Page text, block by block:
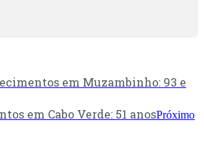
em Muzambinho: 93 e
em Cabo Verde: 51 anosPróximo